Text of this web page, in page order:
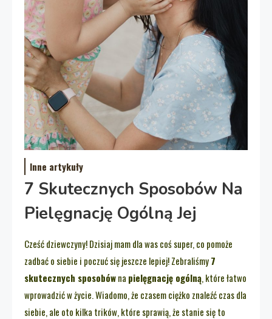
Inne artykuły
7 Skutecznych Sposobów Na
Pielęgnację Ogólną Jej
Cześć dziewczyny! Dzisiaj mam dla was coś super, co pomoże
zadbać o siebie i poczuć się jeszcze lepiej! Zebraliśmy7
skutecznych sposobówna pielęgnację ogólną, które łatwo
wprowadzić w życie. Wiadomo, że czasem ciężko znaleźć czas dla
siebie, ale oto kilka trików, które sprawią, że stanie się to